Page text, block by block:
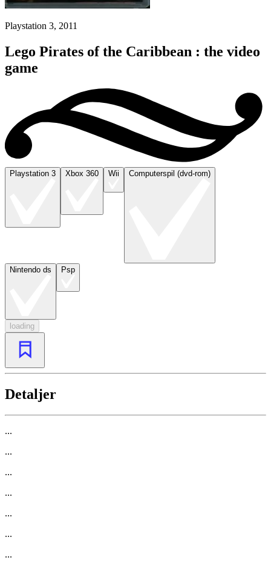
Playstation 3, 2011
Lego Pirates of the Caribbean : the video
game
Playstation 3 Xbox 360 Wii Computerspil (dvd-rom)
Nintendo ds Psp
loading
Detaljer
...
...
...
...
...
...
...